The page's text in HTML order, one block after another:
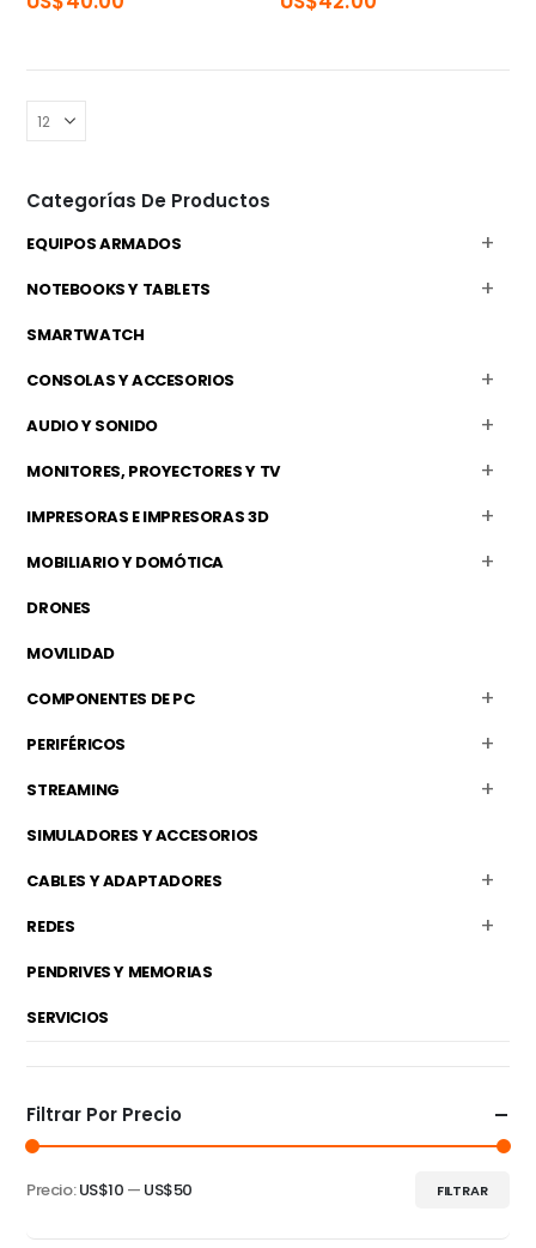
Categorías De Productos
EQUIPOS ARMADOS
NOTEBOOKS Y TABLETS
SMARTWATCH
CONSOLAS Y ACCESORIOS
AUDIO Y SONIDO
MONITORES, PROYECTORES Y TV
IMPRESORAS E IMPRESORAS 3D
MOBILIARIO Y DOMÓTICA
DRONES
MOVILIDAD
COMPONENTES DE PC
PERIFÉRICOS
STREAMING
SIMULADORES Y ACCESORIOS
CABLES Y ADAPTADORES
REDES
PENDRIVES Y MEMORIAS
SERVICIOS
Filtrar Por Precio
Precio
mínimo
Precio
máximo
FILTRAR
Precio:US$10 — US$50